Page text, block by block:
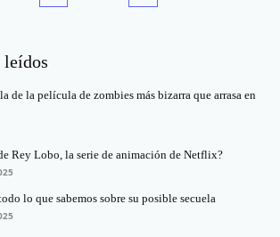
de la película de zombies más bizarra que arrasa en
Rey Lobo, la serie de animación de Netflix?
lo que sabemos sobre su posible secuela